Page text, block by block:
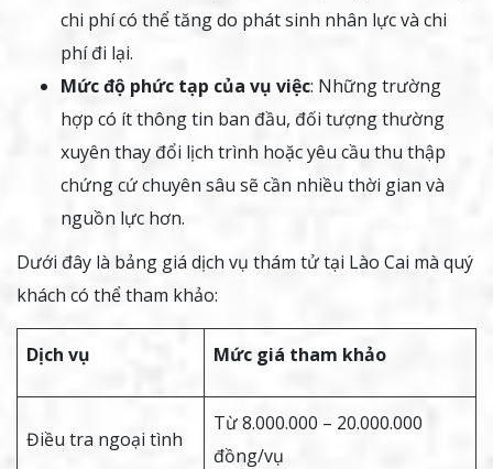
chi phí có thể tăng do phát sinh nhân lực và chi
phí đi lại.
Mức độ phức tạp của vụ việc: Những trường
hợp có ít thông tin ban đầu, đối tượng thường
xuyên thay đổi lịch trình hoặc yêu cầu thu thập
chứng cứ chuyên sâu sẽ cần nhiều thời gian và
nguồn lực hơn.
Dưới đây là bảng giá dịch vụ thám tử tại Lào Cai mà quý
khách có thể tham khảo:
Dịch vụ Mức giá tham khảo
Điều tra ngoại tình
Từ 8.000.000 – 20.000.000
đồng/vụ